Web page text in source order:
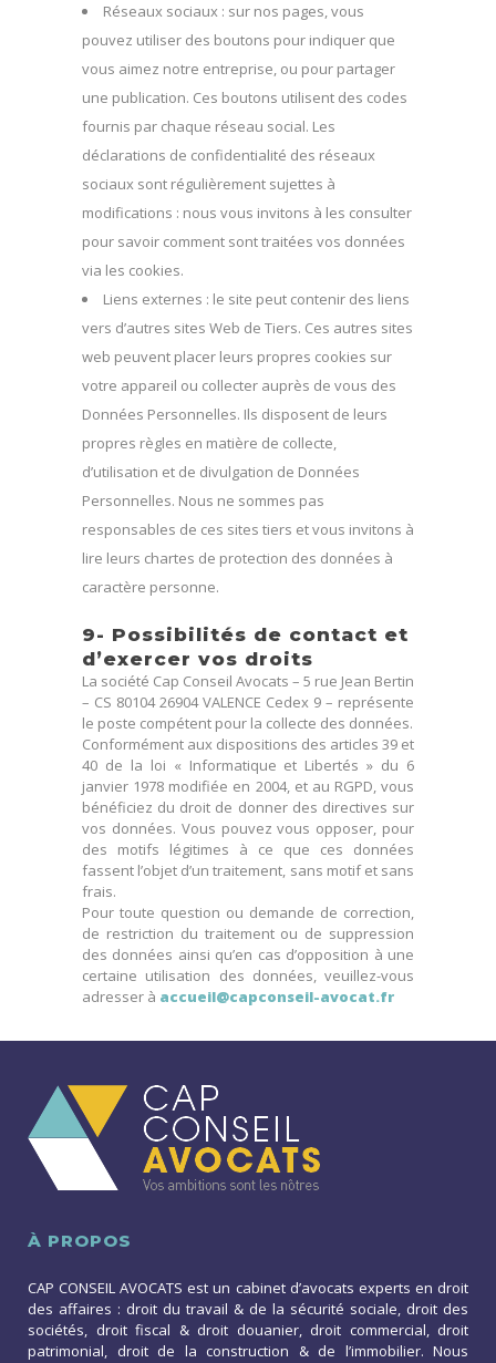
Réseaux sociaux : sur nos pages, vous
pouvez utiliser des boutons pour indiquer que
vous aimez notre entreprise, ou pour partager
une publication. Ces boutons utilisent des codes
fournis par chaque réseau social. Les
déclarations de confidentialité des réseaux
sociaux sont régulièrement sujettes à
modifications : nous vous invitons à les consulter
pour savoir comment sont traitées vos données
via les cookies.
Liens externes : le site peut contenir des liens
vers d’autres sites Web de Tiers. Ces autres sites
web peuvent placer leurs propres cookies sur
votre appareil ou collecter auprès de vous des
Données Personnelles. Ils disposent de leurs
propres règles en matière de collecte,
d’utilisation et de divulgation de Données
Personnelles. Nous ne sommes pas
responsables de ces sites tiers et vous invitons à
lire leurs chartes de protection des données à
caractère personne.
9- Possibilités de contact et
d’exercer vos droits
La société Cap Conseil Avocats – 5 rue Jean Bertin
– CS 80104 26904 VALENCE Cedex 9 – représente
le poste compétent pour la collecte des données.
Conformément aux dispositions des articles 39 et
40 de la loi « Informatique et Libertés » du 6
janvier 1978 modifiée en 2004, et au RGPD, vous
bénéficiez du droit de donner des directives sur
vos données. Vous pouvez vous opposer, pour
des motifs légitimes à ce que ces données
fassent l’objet d’un traitement, sans motif et sans
frais.
Pour toute question ou demande de correction,
de restriction du traitement ou de suppression
des données ainsi qu’en cas d’opposition à une
certaine utilisation des données, veuillez-vous
adresser à accueil@capconseil-avocat.fr
À PROPOS
CAP CONSEIL AVOCATS est un cabinet d’avocats experts en droit
des affaires : droit du travail & de la sécurité sociale, droit des
sociétés, droit fiscal & droit douanier, droit commercial, droit
patrimonial, droit de la construction & de l’immobilier. Nous